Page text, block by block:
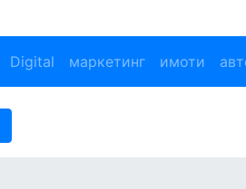
Digital маркетинг имоти